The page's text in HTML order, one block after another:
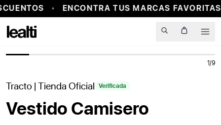
ENCONTRA TUS MARCAS
PROBADOR VIRTUAL
1/9
Tracto | Tienda Oficial Verificada
Vestido Camisero